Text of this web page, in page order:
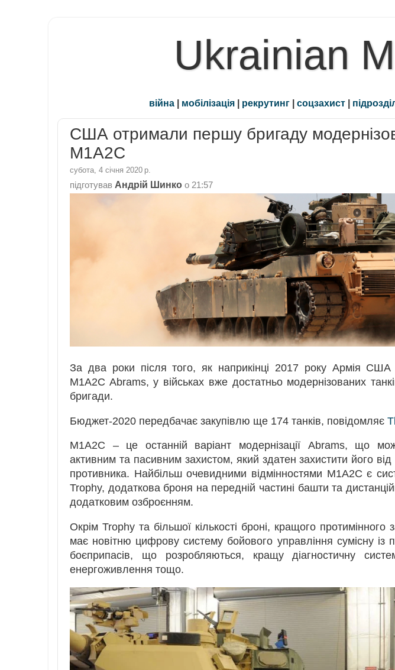
Ukrainian
війна | мобілізація | рекрутинг | соцзахист |
США отримали першу бригаду
M1A2C
субота, 4 січня 2020 р.
підготував Андрій Шинко о 21:57
За два роки після того, як наприкінці 2017 року Армія США
M1A2C Abrams, у військах вже достатньо модернізованих
бригади.
Бюджет-2020 передбачає закупівлю ще 174 танків, повідомляє
M1A2C – це останній варіант модернізації Abrams, що
активним та пасивним захистом, який здатен захистити його
противника. Найбільш очевидними відмінностями M1A2C є
Trophy, додаткова броня на передній частині башти та
додатковим озброєнням.
Окрім Trophy та більшої кількості броні, кращого протимінного
має новітню цифрову систему бойового управління сумісну із
боєприпасів, що розробляються, кращу діагностичну
енергоживлення тощо.